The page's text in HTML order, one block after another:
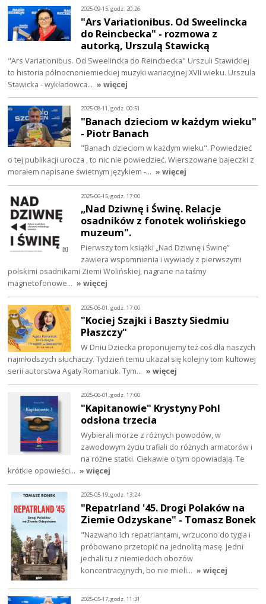
2025-09-15, godz. 20:26
"Ars Variationibus. Od Sweelincka
do Reincbecka" - rozmowa z
autorką, Urszulą Stawicką
"Ars Variationibus. Od Sweelincka do Reincbecka" Urszuli Stawickiej
to historia północnoniemieckiej muzyki wariacyjnej XVII wieku. Urszula
Stawicka - wykładowca… » więcej
2025-08-11, godz. 00:51
"Banach dzieciom w każdym wieku"
- Piotr Banach
"Banach dzieciom w każdym wieku". Powiedzieć
o tej publikacji urocza , to nic nie powiedzieć. Wierszowane bajeczki z
morałem napisane świetnym językiem -… » więcej
2025-06-15, godz. 17:00
„Nad Dziwnę i Świnę. Relacje
osadników z fonotek wolińskiego
muzeum".
Pierwszy tom książki „Nad Dziwnę i Świnę”
zawiera wspomnienia i wywiady z pierwszymi
polskimi osadnikami Ziemi Wolińskiej, nagrane na taśmy
magnetofonowe… » więcej
2025-06-01, godz. 17:00
"Kociej Szajki i Baszty Siedmiu
Płaszczy"
W Dniu Dziecka proponujemy też coś dla naszych
najmłodszych słuchaczy. Tydzień temu ukazał się kolejny tom kultowej
serii autorstwa Agaty Romaniuk. Tym… » więcej
2025-06-01, godz. 17:00
"Kapitanowie" Krystyny Pohl
odsłona trzecia
Wybierali morze z różnych powodów, w
zawodowym życiu trafiali do różnych armatorów i
na różne statki. Ciekawie o tym opowiadają. Te
krótkie opowieści… » więcej
2025-05-19, godz. 13:24
"Repatrland '45. Drogi Polaków na
Ziemie Odzyskane" - Tomasz Bonek
"Nazwano ich repatriantami, wrzucono do tygla i
próbowano przetopić na jednolitą masę. Jedni
jechali tu z niemieckich obozów
koncentracyjnych, bo nie mieli… » więcej
2025-05-17, godz. 11:31